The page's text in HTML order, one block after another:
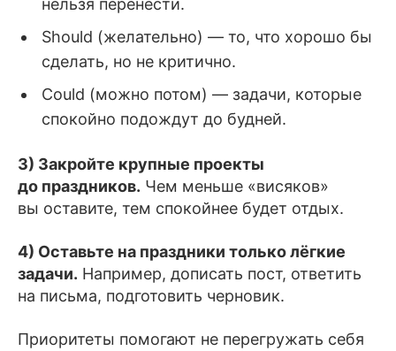
нельзя перенести.
Should (желательно) — то, что хорошо бы
сделать, но не критично.
Could (можно потом) — задачи, которые
спокойно подождут до будней.
3) Закройте крупные проекты
до праздников. Чем меньше «висяков»
вы оставите, тем спокойнее будет отдых.
4) Оставьте на праздники только лёгкие
задачи. Например, дописать пост, ответить
на письма, подготовить черновик.
Приоритеты помогают не перегружать себя